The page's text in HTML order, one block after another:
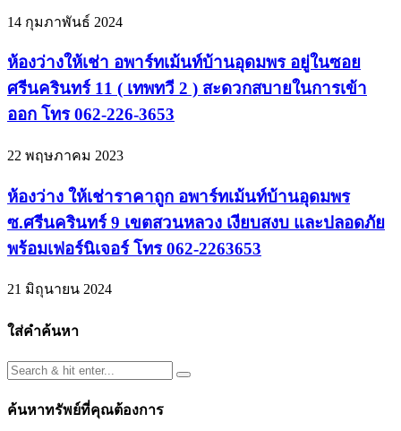
14 กุมภาพันธ์ 2024
ห้องว่างให้เช่า อพาร์ทเม้นท์บ้านอุดมพร อยู่ในซอย
ศรีนครินทร์ 11 ( เทพทวี 2 ) สะดวกสบายในการเข้า
ออก โทร 062-226-3653
22 พฤษภาคม 2023
ห้องว่าง ให้เช่าราคาถูก อพาร์ทเม้นท์บ้านอุดมพร
ซ.ศรีนครินทร์ 9 เขตสวนหลวง เงียบสงบ และปลอดภัย
พร้อมเฟอร์นิเจอร์ โทร 062-2263653
21 มิถุนายน 2024
ใส่คำค้นหา
ค้นหาทรัพย์ที่คุณต้องการ